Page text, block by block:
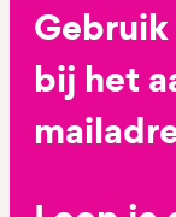
bij het